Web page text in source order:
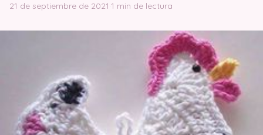
21 de septiembre de 2021·1 min de lectura